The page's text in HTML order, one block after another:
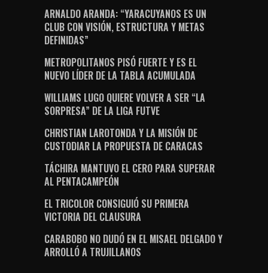
ARNALDO ARANDA: “YARACUYANOS ES UN
CLUB CON VISIÓN, ESTRUCTURA Y METAS
DEFINIDAS”
METROPOLITANOS PISÓ FUERTE Y ES EL
NUEVO LÍDER DE LA TABLA ACUMULADA
WILLIAMS LUGO QUIERE VOLVER A SER “LA
SORPRESA” DE LA LIGA FUTVE
CHRISTIAN LAROTONDA Y LA MISIÓN DE
CUSTODIAR LA PROPUESTA DE CARACAS
TÁCHIRA MANTUVO EL CERO PARA SUPERAR
AL PENTACAMPEÓN
EL TRICOLOR CONSIGUIÓ SU PRIMERA
VICTORIA DEL CLAUSURA
CARABOBO NO DUDÓ EN EL MISAEL DELGADO Y
ARROLLÓ A TRUJILLANOS